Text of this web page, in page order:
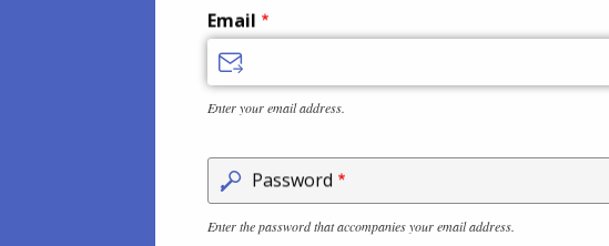
Email
Enter your email address.
Password
Enter the password that accompanies your email address.